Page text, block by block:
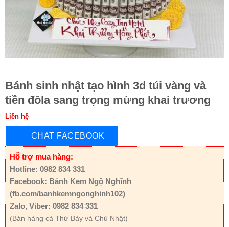
Bánh sinh nhật tạo hình 3d túi vàng và
tiền đôla sang trọng mừng khai trương
Liên hệ
CHAT FACEBOOK
Hỗ trợ mua hàng:
Hotline: 0982 834 331
Facebook: Bánh Kem Ngộ Nghĩnh
(fb.com/banhkemngonghinh102)
Zalo, Viber: 0982 834 331
(Bán hàng cả Thứ Bảy và Chủ Nhật)